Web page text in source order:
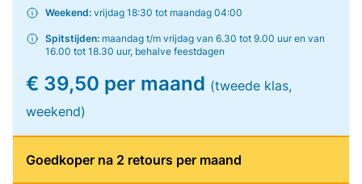
Weekend: vrijdag 18:30 tot maandag 04:00
Spitstijden: maandag t/m vrijdag van 6.30 tot 9.00 uur en van
16.00 tot 18.30 uur, behalve feestdagen
€ 39,50 per maand (tweede klas,
weekend)
Goedkoper na 2 retours per maand